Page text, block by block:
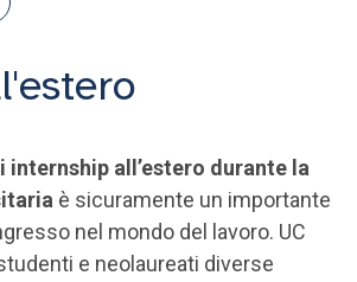
internship all’estero durante la
è sicuramente un importante
nel mondo del lavoro. UC
e neolaureati diverse